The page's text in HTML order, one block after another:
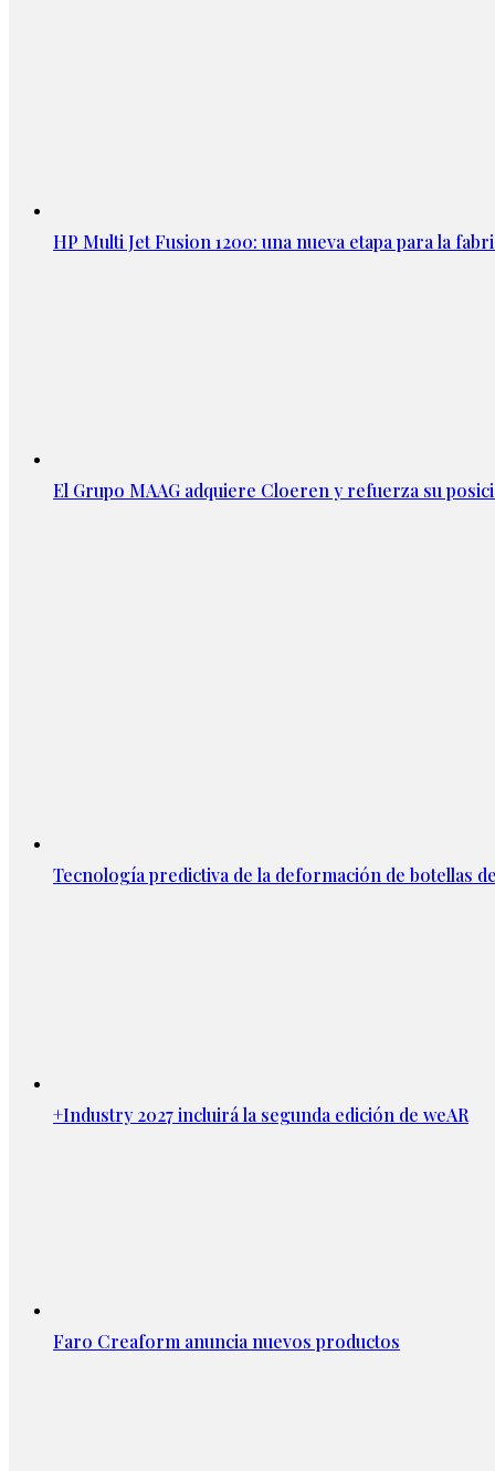
HP Multi Jet Fusion 1200: una nueva etapa para la
El Grupo MAAG adquiere Cloeren y refuerza su
Tecnología predictiva de la deformación de botellas
+Industry 2027 incluirá la segunda edición de weAR
Faro Creaform anuncia nuevos productos